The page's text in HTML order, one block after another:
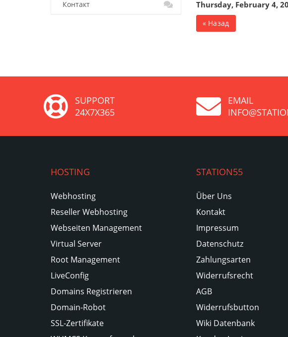
Thursday, February 4,
« Назад
Контакт
SUPPORT
24X7X365
EMAIL
HOSTING
Webhosting
Reseller Webhosting
Webseiten Management
Virtual Server
Root Management
LiveConfig
Domains Registrieren
Domain-Robot
SSL-Zertifikate
STATION55
Über Uns
Kontakt
Impressum
Datenschutz
Zahlungsarten
Widerrufsrecht
AGB
Widerrufsbutton
Wiki Datenbank